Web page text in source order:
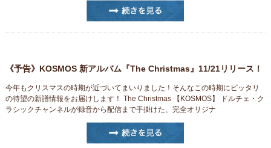
《予告》KOSMOS 新アルバム『The Christmas』11/21リリース！
今年もクリスマスの時期が近づいてまいりました！そんなこの時期にピッタリ
の待望の新譜情報をお届けします！ The Christmas 【KOSMOS】 ドルチェ・ク
ラシックチャンネルが録音から配信まで手掛けた、完全オリジナ